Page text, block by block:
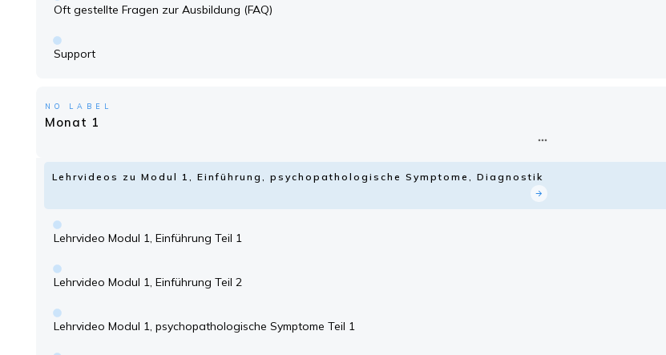
Oft gestellte Fragen zur Ausbildung (FAQ)
Support
NO LABEL
Monat 1
Lehrvideos zu Modul 1, Einführung, psychopathologische Symptome, Diagnostik
Lehrvideo Modul 1, Einführung Teil 1
Lehrvideo Modul 1, Einführung Teil 2
Lehrvideo Modul 1, psychopathologische Symptome Teil 1